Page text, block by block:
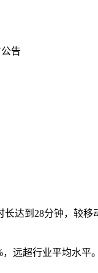
告
达到28分钟，较
远超行业平均水